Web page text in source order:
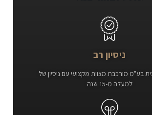
ניסיון רב
בע"מ מורכבת מצוות מקצועי עם ניסיון של
למעלה מ-15 שנה